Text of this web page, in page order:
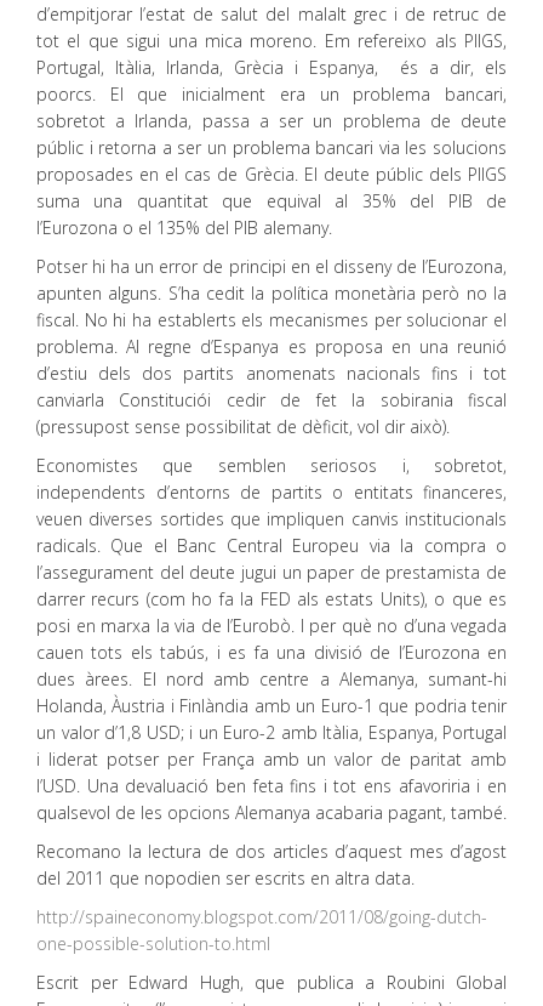
d’empitjorar l’estat de salut del malalt grec i de retruc de
tot el que sigui una mica moreno. Em refereixo als PIIGS,
Portugal, Itàlia, Irlanda, Grècia i Espanya, és a dir, els
poorcs. El que inicialment era un problema bancari,
sobretot a Irlanda, passa a ser un problema de deute
públic i retorna a ser un problema bancari via les solucions
proposades en el cas de Grècia. El deute públic dels PIIGS
suma una quantitat que equival al 35% del PIB de
l’Eurozona o el 135% del PIB alemany.
Potser hi ha un error de principi en el disseny de l’Eurozona,
apunten alguns. S’ha cedit la política monetària però no la
fiscal. No hi ha establerts els mecanismes per solucionar el
problema. Al regne d’Espanya es proposa en una reunió
d’estiu dels dos partits anomenats nacionals fins i tot
canviarla Constituciói cedir de fet la sobirania fiscal
(pressupost sense possibilitat de dèficit, vol dir això).
Economistes que semblen seriosos i, sobretot,
independents d’entorns de partits o entitats financeres,
veuen diverses sortides que impliquen canvis institucionals
radicals. Que el Banc Central Europeu via la compra o
l’assegurament del deute jugui un paper de prestamista de
darrer recurs (com ho fa la FED als estats Units), o que es
posi en marxa la via de l’Eurobò. I per què no d’una vegada
cauen tots els tabús, i es fa una divisió de l’Eurozona en
dues àrees. El nord amb centre a Alemanya, sumant-hi
Holanda, Àustria i Finlàndia amb un Euro-1 que podria tenir
un valor d’1,8 USD; i un Euro-2 amb Itàlia, Espanya, Portugal
i liderat potser per França amb un valor de paritat amb
l’USD. Una devaluació ben feta fins i tot ens afavoriria i en
qualsevol de les opcions Alemanya acabaria pagant, també.
Recomano la lectura de dos articles d’aquest mes d’agost
del 2011 que nopodien ser escrits en altra data.
http://spaineconomy.blogspot.com/2011/08/going-dutch-
one-possible-solution-to.html
Escrit per Edward Hugh, que publica a Roubini Global